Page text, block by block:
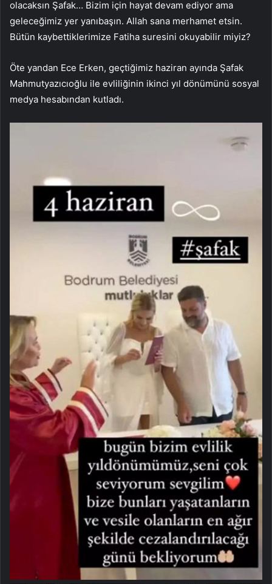
olacaksın Şafak… Bizim için hayat devam ediyor ama
geleceğimiz yer yanıbaşın. Allah sana merhamet etsin.
Bütün kaybettiklerimize Fatiha suresini okuyabilir miyiz?
Öte yandan Ece Erken, geçtiğimiz haziran ayında Şafak
Mahmutyazıcıoğlu ile evliliğinin ikinci yıl dönümünü sosyal
medya hesabından kutladı.